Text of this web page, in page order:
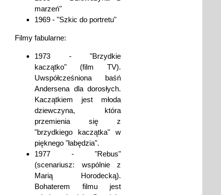
marzeń"
1969 - "Szkic do portretu"
Filmy fabularne:
1973 - "Brzydkie
kaczątko" (film TV).
Uwspółcześniona baśń
Andersena dla dorosłych.
Kaczątkiem jest młoda
dziewczyna, która
przemienia się z
"brzydkiego kaczątka" w
pięknego "łabędzia".
1977 - "Rebus"
(scenariusz: wspólnie z
Marią Horodecką).
Bohaterem filmu jest